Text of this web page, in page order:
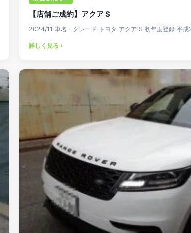
【店舗ご成約】アクア S
2024/11 車名・グレード トヨタ アクア S 初年度登録 平
詳しく見る ›